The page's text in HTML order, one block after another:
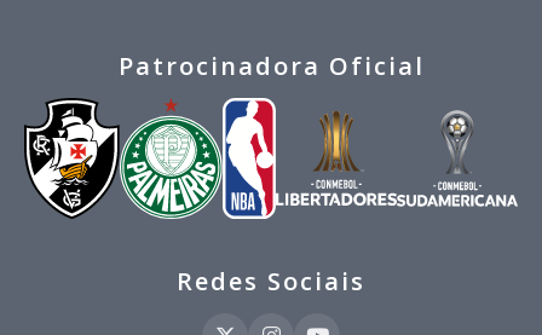
Patrocinadora Oficial
Redes Sociais